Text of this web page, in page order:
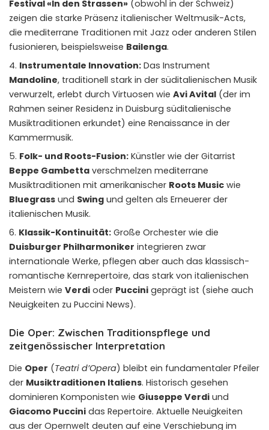
Festival «In den Strassen» (obwohl in der Schweiz)
zeigen die starke Präsenz italienischer Weltmusik-Acts,
die mediterrane Traditionen mit Jazz oder anderen Stilen
fusionieren, beispielsweise Bailenga.
Instrumentale Innovation: Das Instrument
Mandoline, traditionell stark in der süditalienischen Musik
verwurzelt, erlebt durch Virtuosen wie Avi Avital (der im
Rahmen seiner Residenz in Duisburg süditalienische
Musiktraditionen erkundet) eine Renaissance in der
Kammermusik.
Folk- und Roots-Fusion: Künstler wie der Gitarrist
Beppe Gambetta verschmelzen mediterrane
Musiktraditionen mit amerikanischer Roots Music wie
Bluegrass und Swing und gelten als Erneuerer der
italienischen Musik.
Klassik-Kontinuität: Große Orchester wie die
Duisburger Philharmoniker integrieren zwar
internationale Werke, pflegen aber auch das klassisch-
romantische Kernrepertoire, das stark von italienischen
Meistern wie Verdi oder Puccini geprägt ist (siehe auch
Neuigkeiten zu Puccini News).
Die Oper: Zwischen Traditionspflege und
zeitgenössischer Interpretation
Die Oper (Teatri d’Opera) bleibt ein fundamentaler Pfeiler
der Musiktraditionen Italiens. Historisch gesehen
dominieren Komponisten wie Giuseppe Verdi und
Giacomo Puccini das Repertoire. Aktuelle Neuigkeiten
aus der Opernwelt deuten auf eine Verschiebung im